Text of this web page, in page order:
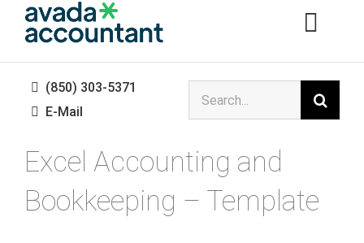
İçeriğe
(850) 303-5371
E-Mail
(850) 303-5371
E-Mail
Şunu
ara:
Excel Accounting and
Bookkeeping – Template